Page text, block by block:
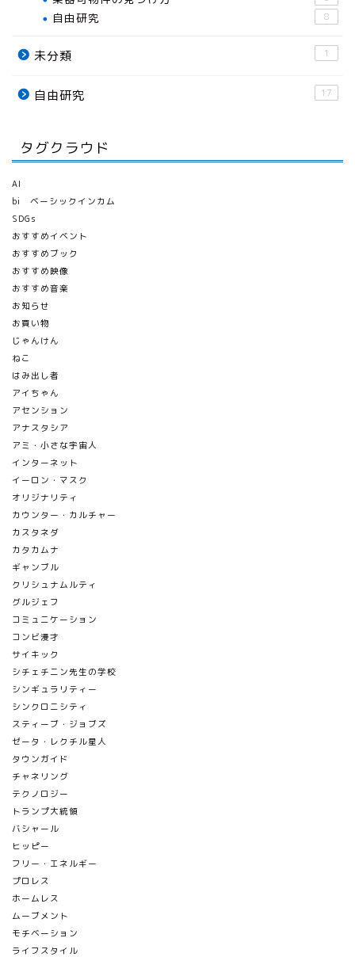
自由研究 8
未分類 1
自由研究 17
タグクラウド
AI
bi ベーシックインカム
SDGs
おすすめイベント
おすすめブック
おすすめ映像
おすすめ音楽
お知らせ
お買い物
じゃんけん
ねこ
はみ出し者
アイちゃん
アセンション
アナスタシア
アミ・小さな宇宙人
インターネット
イーロン・マスク
オリジナリティ
カウンター・カルチャー
カスタネダ
カタカムナ
ギャンブル
クリシュナムルティ
グルジェフ
コミュニケーション
コンビ漫才
サイキック
シチェチニン先生の学校
シンギュラリティー
シンクロニシティ
スティーブ・ジョブズ
ゼータ・レクチル星人
タウンガイド
チャネリング
テクノロジー
トランプ大統領
バシャール
ヒッピー
フリー・エネルギー
プロレス
ホームレス
ムーブメント
モチベーション
ライフスタイル